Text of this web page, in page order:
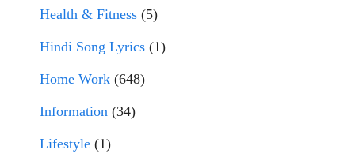
Health & Fitness (5)
Hindi Song Lyrics (1)
Home Work (648)
Information (34)
Lifestyle (1)